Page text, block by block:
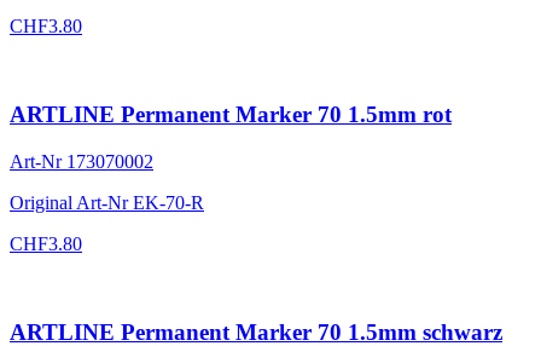
CHF3.80
ARTLINE Permanent Marker 70 1.5mm rot
Art-Nr 173070002
Original Art-NrEK-70-R
CHF3.80
ARTLINE Permanent Marker 70 1.5mm schwarz